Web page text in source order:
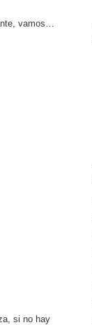
vamos…
si no hay